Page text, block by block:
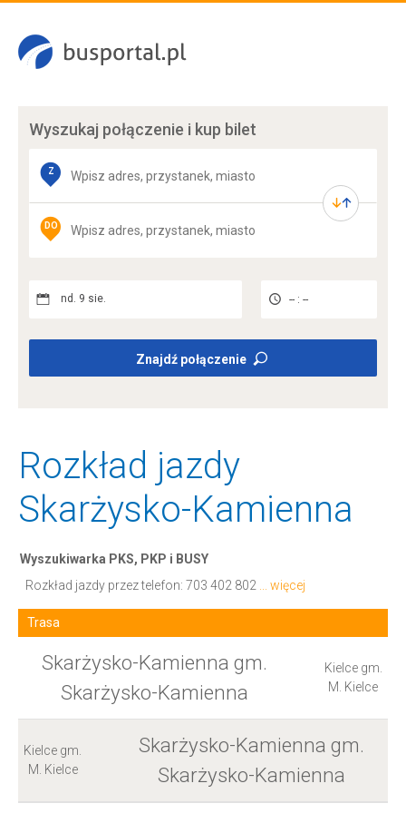
Wyszukaj połączenie i kup bilet
Z
DO
nd. 9 sie. -- : --
Znajdź połączenie
Rozkład jazdy
Skarżysko-Kamienna
Wyszukiwarka PKS, PKP i BUSY
Rozkład jazdy przez telefon: 703 402 802 ... więcej
Trasa
Skarżysko-Kamienna gm.
Skarżysko-Kamienna
Kielce gm.
M. Kielce
Kielce gm.
M. Kielce
Skarżysko-Kamienna gm.
Skarżysko-Kamienna